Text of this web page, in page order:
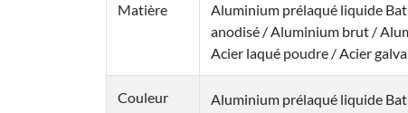
Matière
Aluminium prélaqué liquide
anodisé / Aluminium brut /
Acier laqué poudre / Acier
Couleur Aluminium prélaqué liquide